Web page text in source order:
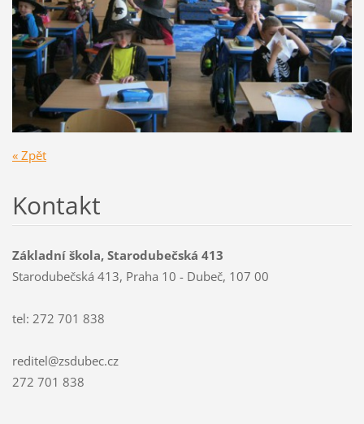
« Zpět
Kontakt
Základní škola, Starodubečská 413
Starodubečská 413, Praha 10 - Dubeč, 107 00
tel: 272 701 838
reditel@zsdubec.cz
272 701 838